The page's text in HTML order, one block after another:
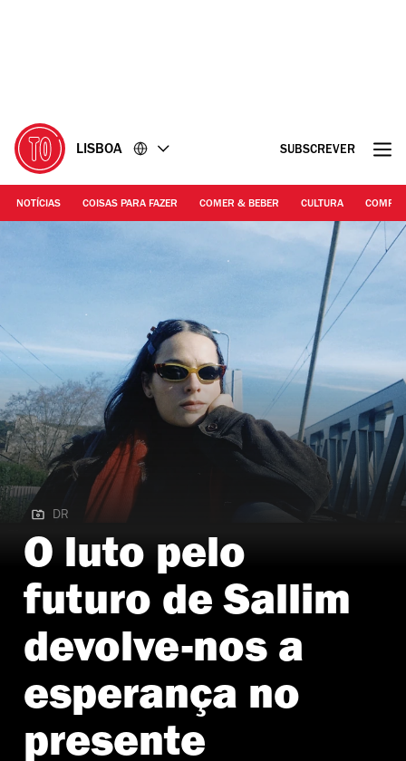
LISBOA SUBSCREVER
NOTÍCIAS COISAS PARA FAZER COMER & BEBER CULTURA
DR | Sallim
DR
O luto pelo
futuro de Sallim
devolve-nos a
esperança no
presente